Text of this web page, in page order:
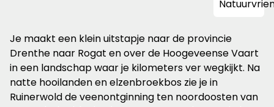
Je maakt een klein uitstapje naar de provincie
Drenthe naar Rogat en over de Hoogeveense Vaart
in een landschap waar je kilometers ver wegkijkt. Na
natte hooilanden en elzenbroekbos zie je in
Ruinerwold de veenontginning ten noordoosten van